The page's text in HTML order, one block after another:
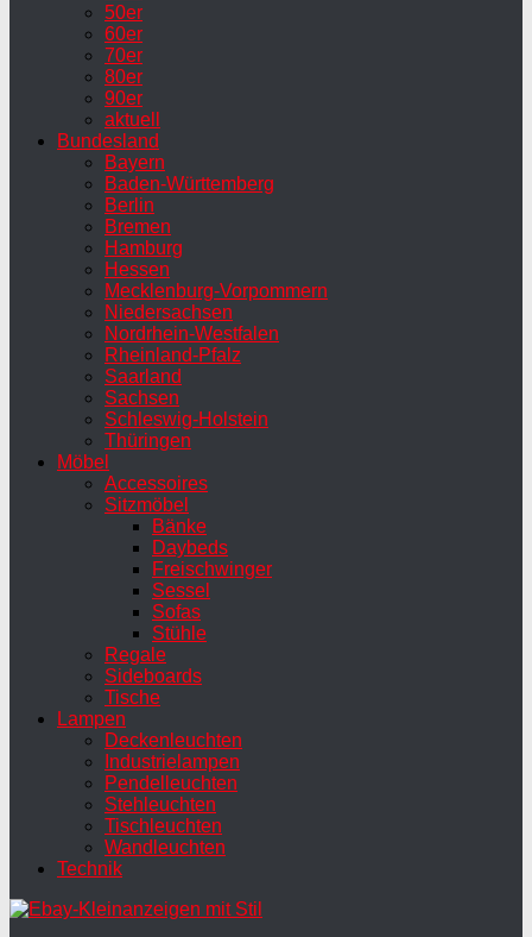
50er
60er
70er
80er
90er
aktuell
Bundesland
Bayern
Baden-Württemberg
Berlin
Bremen
Hamburg
Hessen
Mecklenburg-Vorpommern
Niedersachsen
Nordrhein-Westfalen
Rheinland-Pfalz
Saarland
Sachsen
Schleswig-Holstein
Thüringen
Möbel
Accessoires
Sitzmöbel
Bänke
Daybeds
Freischwinger
Sessel
Sofas
Stühle
Regale
Sideboards
Tische
Lampen
Deckenleuchten
Industrielampen
Pendelleuchten
Stehleuchten
Tischleuchten
Wandleuchten
Technik